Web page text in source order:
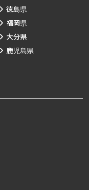
徳島県
福岡県
大分県
鹿児島県